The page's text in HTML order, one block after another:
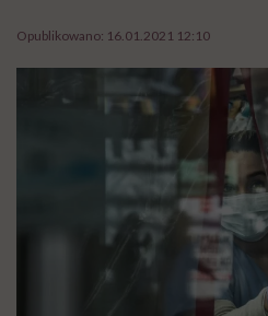
Opublikowano: 16.01.2021 12:10